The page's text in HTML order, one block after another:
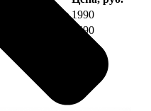
подрамнике 1990
4490